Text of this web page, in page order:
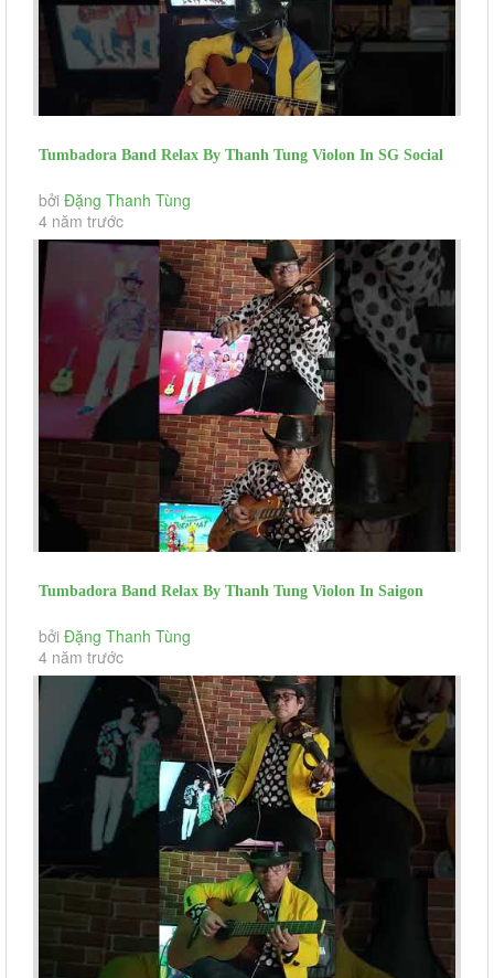
Tumbadora Band Relax By Thanh Tung Violon In SG Social
Distance Can't Help...
bởi Đặng Thanh Tùng
4 năm trước
Tumbadora Band Relax By Thanh Tung Violon In Saigon
Social Distance Voulez...
bởi Đặng Thanh Tùng
4 năm trước